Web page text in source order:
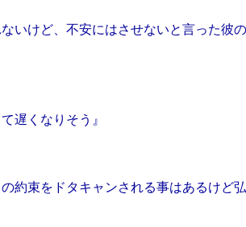
いけど、不安にはさせないと言った彼
遅くなりそう』
約束をドタキャンされる事はあるけど